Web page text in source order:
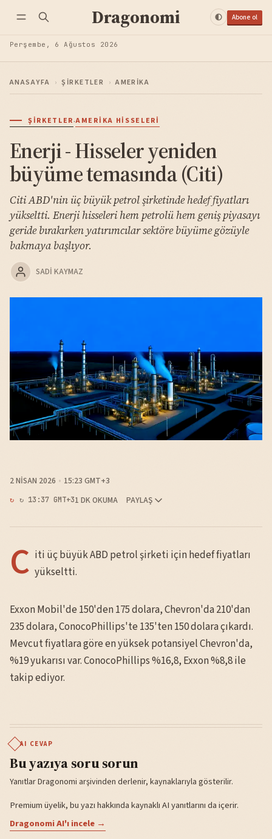
Dragonomi Abone ol
Perşembe, 6 Ağustos 2026
ANASAYFA › ŞIRKETLER › AMERIKA
ŞIRKETLER·AMERIKA HISSELERI
Enerji - Hisseler yeniden
büyüme temasında (Citi)
Citi ABD'nin üç büyük petrol şirketinde hedef fiyatları
yükseltti. Enerji hisseleri hem petrolü hem geniş piyasayı
geride bırakırken yatırımcılar sektöre büyüme gözüyle
bakmaya başlıyor.
SADI KAYMAZ
2 NISAN 2026 15:23 GMT+3
↻ 13:37 GMT+31 DK OKUMA PAYLAŞ
C iti üç büyük ABD petrol şirketi için hedef fiyatları
yükseltti.
Exxon Mobil'de 150'den 175 dolara, Chevron'da 210'dan
235 dolara, ConocoPhillips'te 135'ten 150 dolara çıkardı.
Mevcut fiyatlara göre en yüksek potansiyel Chevron'da,
%19 yukarısı var. ConocoPhillips %16,8, Exxon %8,8 ile
takip ediyor.
AI CEVAP
Bu yazıya soru sorun
Yanıtlar Dragonomi arşivinden derlenir, kaynaklarıyla gösterilir.
Premium üyelik, bu yazı hakkında kaynaklı AI yanıtlarını da içerir.
Dragonomi AI'ı incele →